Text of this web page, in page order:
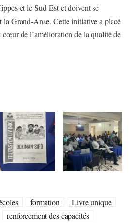
et le Sud-Est et doivent se
la Grand-Anse. Cette initiative a placé
cœur de l’amélioration de la qualité de
formation
Livre unique
renforcement des capacités